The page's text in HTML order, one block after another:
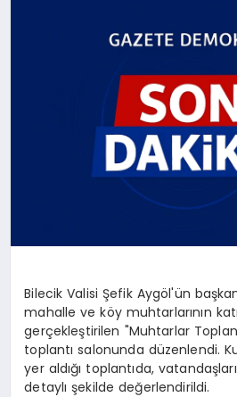
Bilecik Valisi Şefik Aygöl'ün
mahalle ve köy muhtarlarının
gerçekleştirilen "Muhtarlar
toplantı salonunda düzenlendi.
yer aldığı toplantıda,
detaylı şekilde değerlendirildi.